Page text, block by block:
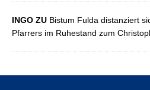
INGO ZU Bistum Fulda distanziert
Pfarrers im Ruhestand zum